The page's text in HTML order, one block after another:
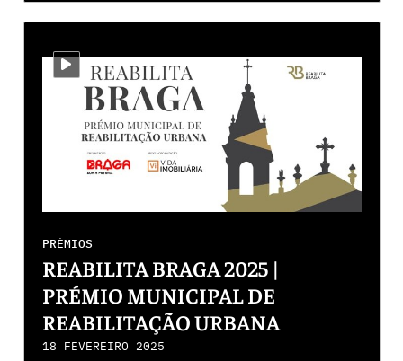
i-video
PRÉMIOS
REABILITA BRAGA 2025 |
PRÉMIO MUNICIPAL DE
REABILITAÇÃO URBANA
18 FEVEREIRO 2025